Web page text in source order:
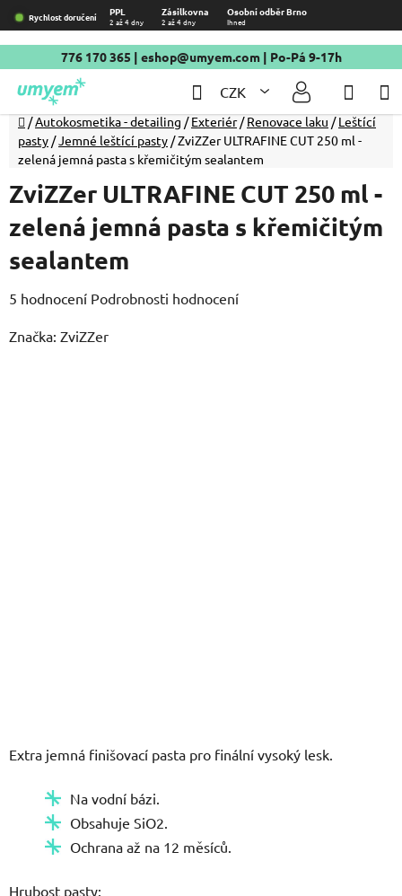
Přejít
na
obsah
Rychlost doručení PPL Zásilkovna Osobní odběr Brno
2 až 4 dny 2 až 4 dny Ihned
776 170 365 | eshop@umyem.com| Po-Pá 9-17h
CZK
Hledat
Domů
/Autokosmetika - detailing / Exteriér / Renovace laku / Leštící
pasty /Jemné leštící pasty /ZviZZer ULTRAFINE CUT 250 ml -
zelená jemná pasta s křemičitým sealantem
Extra jemná finišovací pasta pro finální vysoký lesk.
Na vodní bázi.
Obsahuje SiO2.
Ochrana až na 12 měsíců.
Hrubost pasty:
ZviZZer ULTRAFINE CUT 250 ml -
zelená jemná pasta s křemičitým
sealantem
Průměrné
produktu
5 hodnocení Podrobnosti hodnocení
Značka: ZviZZer